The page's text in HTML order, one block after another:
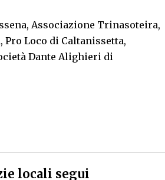
Associazione Trinasoteira,
Loco di Caltanissetta,
Dante Alighieri di
locali segui